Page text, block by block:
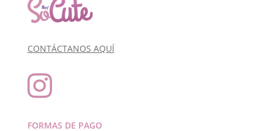
CONTÁCTANOS AQUÍ

FORMAS DE PAGO